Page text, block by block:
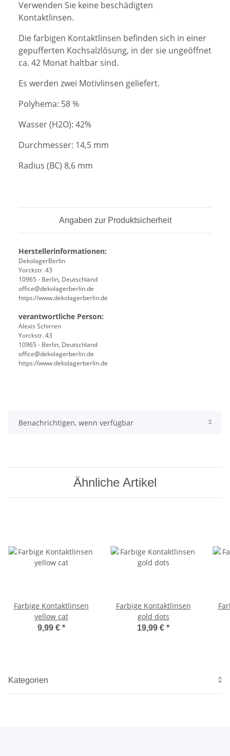
Verwenden Sie keine beschädigten
Kontaktlinsen.
Die farbigen Kontaktlinsen befinden sich in einer
gepufferten Kochsalzlösung, in der sie ungeöffnet
ca. 42 Monat haltbar sind.
Es werden zwei Motivlinsen geliefert.
Polyhema: 58 %
Wasser (H2O): 42%
Durchmesser: 14,5 mm
Radius (BC) 8,6 mm
Angaben zur Produktsicherheit
Herstellerinformationen:
DekolagerBerlin
Yorckstr. 43
10965 - Berlin, Deutschland
office@dekolagerberlin.de
https://www.dekolagerberlin.de
verantwortliche Person:
Alexis Schirren
Yorckstr. 43
10965 - Berlin, Deutschland
office@dekolagerberlin.de
https://www.dekolagerberlin.de
Benachrichtigen, wenn verfügbar
Ähnliche Artikel
Farbige Kontaktlinsen
yellow cat
9,99 € *
Farbige Kontaktlinsen
gold dots
19,99 € *
Kategorien